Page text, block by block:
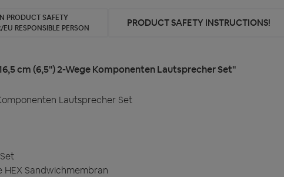
PRODUCT SAFETY
RESPONSIBLE PERSON
PRODUCT SAFETY INSTRUCTIONS!
cm (6,5") 2-Wege Komponenten Lautsprecher Set"
Lautsprecher Set
Sandwichmembran